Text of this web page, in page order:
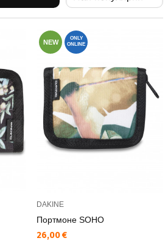
NEW
ONLY
ONLINE
DAKINE
Портмоне SOHO
Текуща цена:
26,00 €